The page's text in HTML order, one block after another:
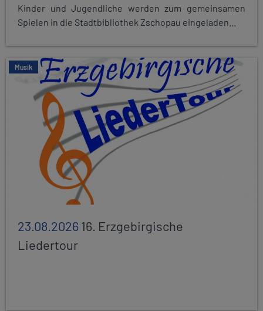
Kinder und Jugendliche werden zum gemeinsamen
Spielen in die Stadtbibliothek Zschopau eingeladen...
Musik
23.08.202616. Erzgebirgische
Liedertour